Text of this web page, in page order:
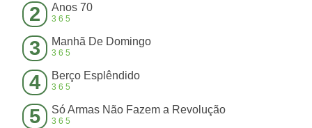
2 Anos 70
365
3 Manhã De Domingo
365
4 Berço Esplêndido
365
5 Só Armas Não Fazem a Revolução
365